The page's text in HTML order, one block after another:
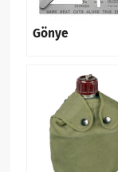
Gönye